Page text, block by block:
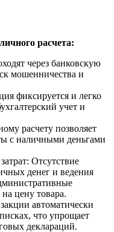
расчета:
через банковскую
мошенничества и
фиксируется и легко
учет и
расчету позволяет
с наличными деньгами
Отсутствие
денег и ведения
цену товара.
автоматически
что упрощает
деклараций.